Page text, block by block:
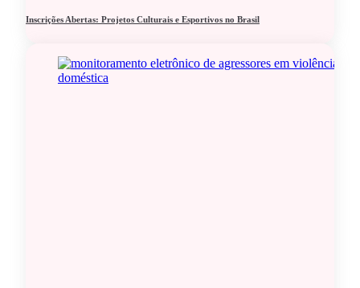
Inscrições Abertas: Projetos Culturais e Esportivos no Brasil